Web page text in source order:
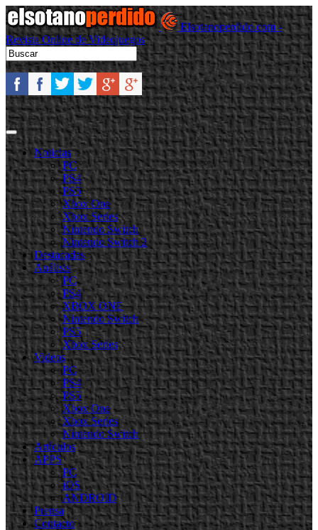
Elsotanoperdido.com -
Revista Online de Videojuegos
Noticias
PC
PS4
PS5
Xbox One
Xbox Series
Nintendo Switch
Nintendo Switch 2
Destacadas
Análisis
PC
PS4
XBOX ONE
Nintendo Switch
PS5
Xbox Series
Videos
PC
PS4
PS5
Xbox One
Xbox Series
Nintendo Switch
Artículos
APPS
PC
iOS
ANDROID
Prensa
Contacto